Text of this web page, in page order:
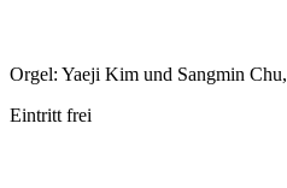
Orgel: Yaeji Kim und Sangmin Chu,
Eintritt frei